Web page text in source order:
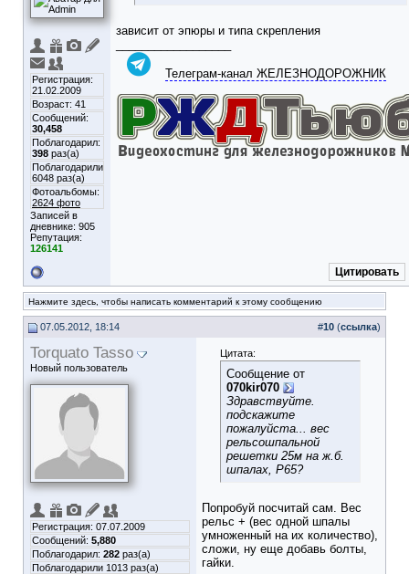
Регистрация:
21.02.2009
Возраст: 41
Сообщений:
30,458
Поблагодарил:
398 раз(а)
Поблагодарили
6048 раз(а)
Фотоальбомы:
2624 фото
Записей в
дневнике: 905
Репутация:
126141
зависит от эпюры и типа скрепления
Телеграм-канал ЖЕЛЕЗНОДОРОЖНИК
Цитировать
Нажмите здесь, чтобы написать комментарий к этому сообщению
07.05.2012, 18:14 #10 (ссылка)
Torquato Tasso
Новый пользователь
Регистрация: 07.07.2009
Сообщений: 5,880
Поблагодарил: 282 раз(а)
Поблагодарили 1013 раз(а)
Цитата:
Сообщение от
070kir070
Здравствуйте.
подскажите
пожалуйста... вес
рельсошпальной
решетки 25м на ж.б.
шпалах, Р65?
Попробуй посчитай сам. Вес
рельс + (вес одной шпалы
умноженный на их количество),
сложи, ну еще добавь болты,
гайки.